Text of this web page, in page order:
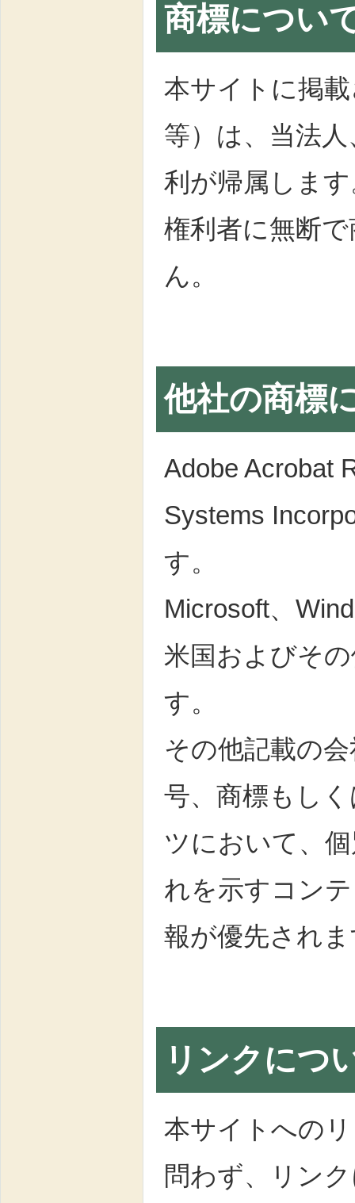
商標につい
本サイトに掲
等）は、当法
利が帰属しま
権利者に無断
ん。
他社の商標
Adobe Acrobat
Systems
す。
Microsoft、
米国およびそ
す。
その他記載の
号、商標もし
ツにおいて、
れを示すコン
報が優先され
リンクにつ
本サイトへの
問わず、リン